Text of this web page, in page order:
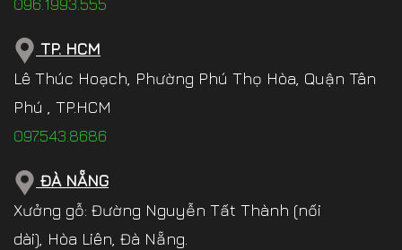
096.1993.555
TP. HCM
Lê Thúc Hoạch, Phường Phú Thọ Hòa, Quận Tân
Phú , TP.HCM
097.543.8686
ĐÀ NẴNG
Xưởng gỗ: Đường Nguyễn Tất Thành (nối
dài), Hòa Liên, Đà Nẵng.